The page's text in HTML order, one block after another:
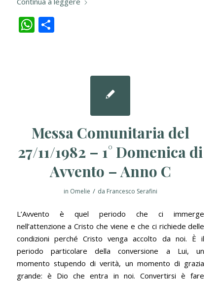
WhatsApp
Condividi
Messa Comunitaria del
27/11/1982 – 1° Domenica di
Avvento – Anno C
in Omelie / da Francesco Serafini
L’Avvento è quel periodo che ci immerge
nell’attenzione a Cristo che viene e che ci richiede delle
condizioni perché Cristo venga accolto da noi. È il
periodo particolare della conversione a Lui, un
momento stupendo di verità, un momento di grazia
grande: è Dio che entra in noi. Convertirsi è fare